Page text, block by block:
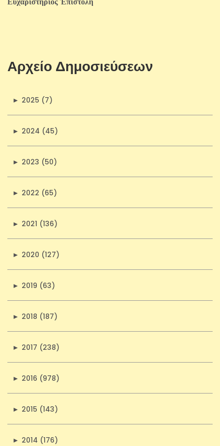
Εὐχαριστήριος Ἐπιστολὴ
Αρχείο Δημοσιεύσεων
► 2025 (7)
► 2024 (45)
► 2023 (50)
► 2022 (65)
► 2021 (136)
► 2020 (127)
► 2019 (63)
► 2018 (187)
► 2017 (238)
► 2016 (978)
► 2015 (143)
► 2014 (176)